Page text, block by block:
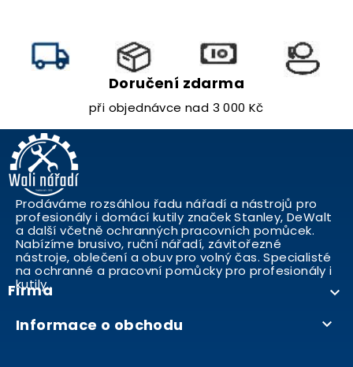
Doručení zdarma
při objednávce nad 3 000 Kč
Prodáváme rozsáhlou řadu nářadí a nástrojů pro
profesionály i domácí kutily značek Stanley, DeWalt
a další včetně ochranných pracovních pomůcek.
Nabízíme brusivo, ruční nářadí, závitořezné
nástroje, oblečení a obuv pro volný čas. Specialisté
na ochranné a pracovní pomůcky pro profesionály i
kutily..
Firma 
Informace o obchodu 